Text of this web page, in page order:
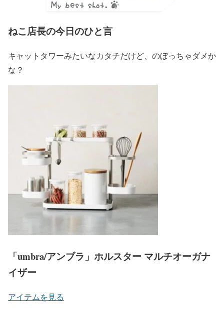
ねこ店長の今日のひと言
キャットタワーみたいなカタチだけど、のぼっちゃダメか
な？
「umbra/アンブラ」ホルスター マルチオーガナ
イザー
アイテムを見る